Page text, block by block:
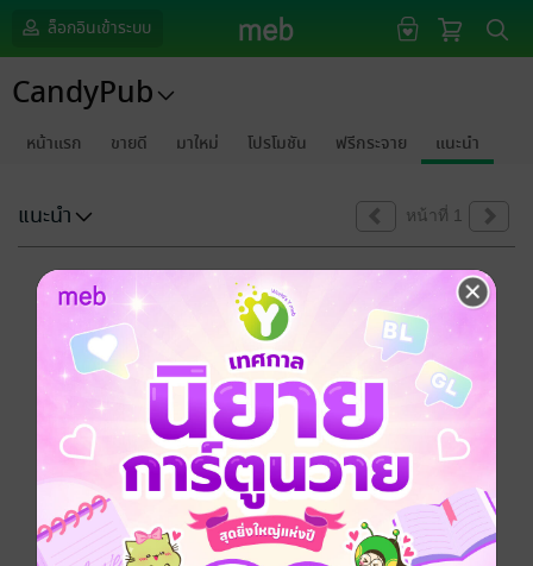
ล็อกอินเข้าระบบ
CandyPub
หน้าแรก ขายดี มาใหม่ โปรโมชัน ฟรีกระจาย แนะนำ
แนะนำ หน้าที่ 1
ขออภัยด้วยนะคะ
ไม่พบข้อมูลในหัวข้อที่คุณกำลังชมค่ะ